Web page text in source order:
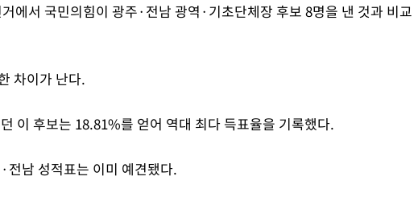
에서 국민의힘이 광주·전남 광역·기초단체장 후보 8명을 낸 것과 비교
차이가 난다.
이 후보는 18.81%를 얻어 역대 최다 득표율을 기록했다.
전남 성적표는 이미 예견됐다.